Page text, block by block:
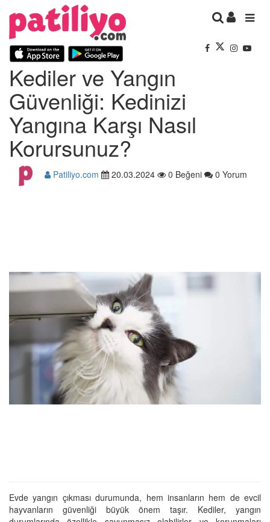
Kediler ve Yangın
Güvenliği: Kedinizi
Yangına Karşı Nasıl
Korursunuz?
Patiliyo.com 20.03.2024 0 Beğeni 0 Yorum
Evde yangın çıkması durumunda, hem insanların hem de evcil
hayvanların güvenliği büyük önem taşır. Kediler, yangın